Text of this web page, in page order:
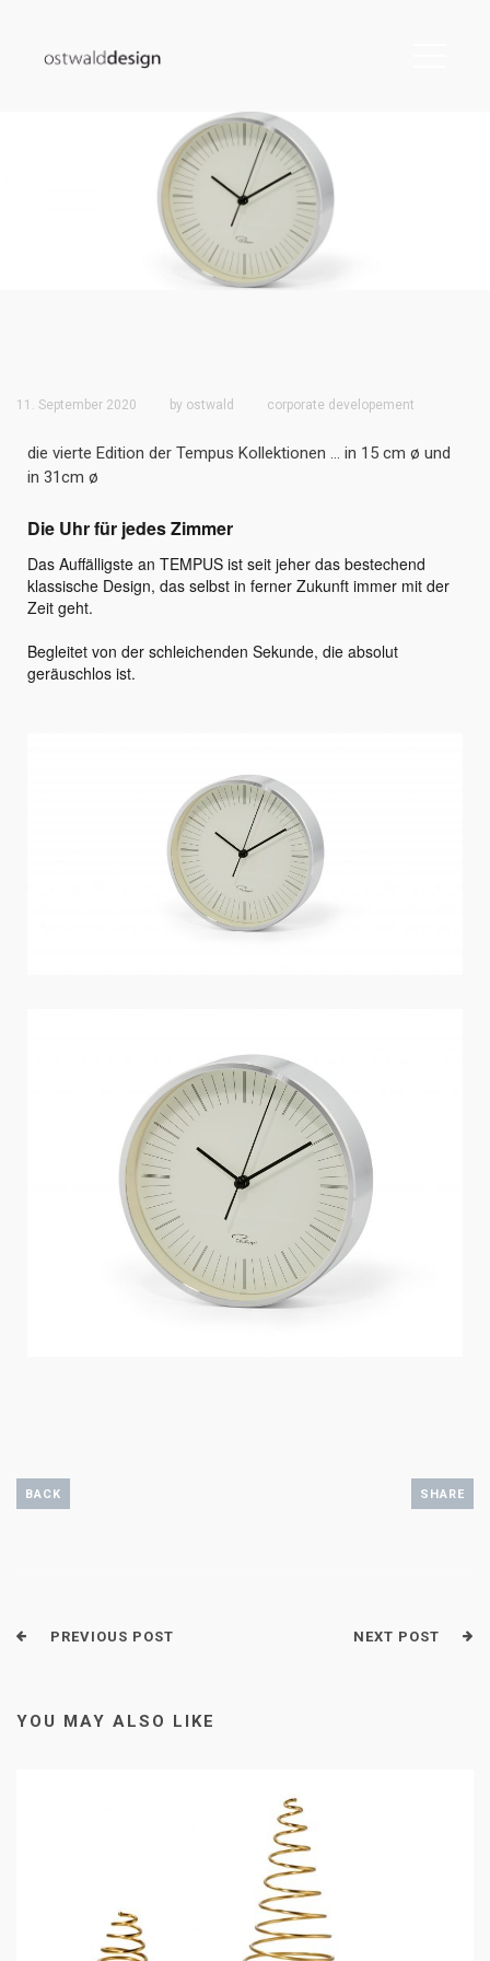
11. September 2020 by ostwald corporate developement
die vierte Edition der Tempus Kollektionen … in 15 cm ø und
in 31cm ø
Die Uhr für jedes Zimmer
Das Auffälligste an TEMPUS ist seit jeher das bestechend
klassische Design, das selbst in ferner Zukunft immer mit der
Zeit geht.
Begleitet von der schleichenden Sekunde, die absolut
geräuschlos ist.
BACK SHARE
PREVIOUS POST NEXT POST
YOU MAY ALSO LIKE